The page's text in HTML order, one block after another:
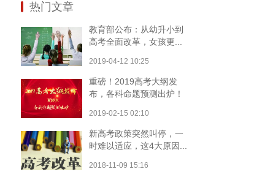
热门文章
教育部公布：从幼升小到
高考全面改革，女孩更...
2019-04-12 10:25
重磅！2019高考大纲发
布，各科命题预测出炉！
2019-02-15 02:10
新高考政策突然叫停，一
时难以适应，这4大原因...
2018-11-09 15:16